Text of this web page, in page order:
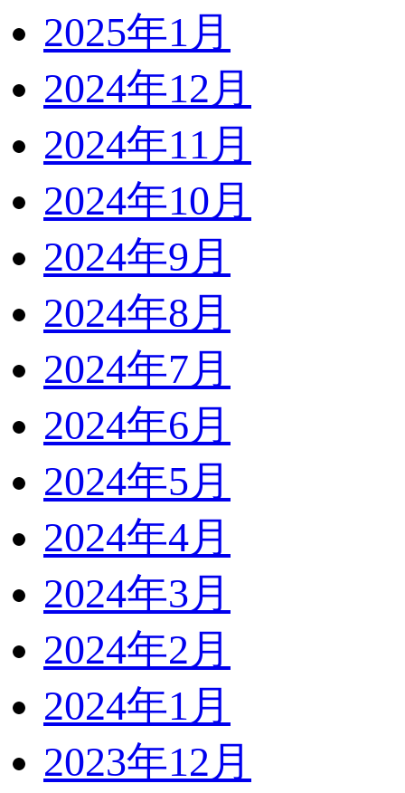
2025年1月
2024年12月
2024年11月
2024年10月
2024年9月
2024年8月
2024年7月
2024年6月
2024年5月
2024年4月
2024年3月
2024年2月
2024年1月
2023年12月